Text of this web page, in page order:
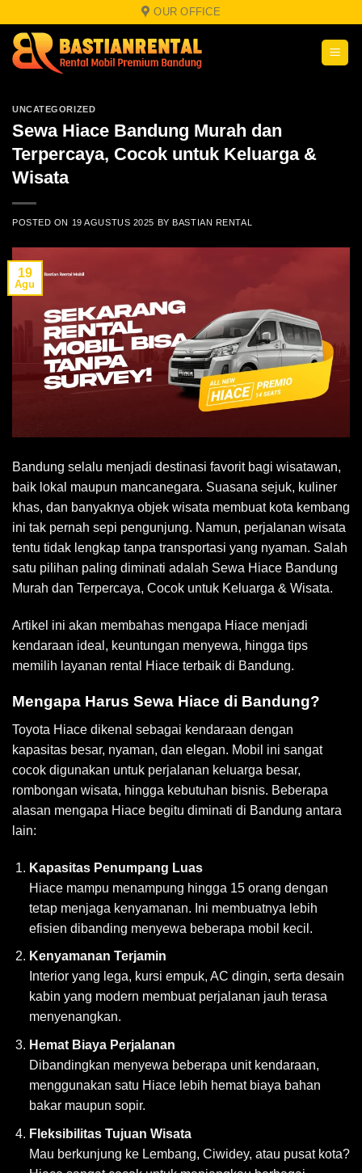
content
OUR OFFICE
UNCATEGORIZED
Sewa Hiace Bandung Murah dan
Terpercaya, Cocok untuk Keluarga &
Wisata
POSTED ON 19 AGUSTUS 2025 BY BASTIAN RENTAL
19
Agu
Bandung selalu menjadi destinasi favorit bagi wisatawan,
baik lokal maupun mancanegara. Suasana sejuk, kuliner
khas, dan banyaknya objek wisata membuat kota kembang
ini tak pernah sepi pengunjung. Namun, perjalanan wisata
tentu tidak lengkap tanpa transportasi yang nyaman. Salah
satu pilihan paling diminati adalah Sewa Hiace Bandung
Murah dan Terpercaya, Cocok untuk Keluarga & Wisata.
Artikel ini akan membahas mengapa Hiace menjadi
kendaraan ideal, keuntungan menyewa, hingga tips
memilih layanan rental Hiace terbaik di Bandung.
Mengapa Harus Sewa Hiace di Bandung?
Toyota Hiace dikenal sebagai kendaraan dengan
kapasitas besar, nyaman, dan elegan. Mobil ini sangat
cocok digunakan untuk perjalanan keluarga besar,
rombongan wisata, hingga kebutuhan bisnis. Beberapa
alasan mengapa Hiace begitu diminati di Bandung antara
lain:
Kapasitas Penumpang Luas
Hiace mampu menampung hingga 15 orang dengan
tetap menjaga kenyamanan. Ini membuatnya lebih
efisien dibanding menyewa beberapa mobil kecil.
Kenyamanan Terjamin
Interior yang lega, kursi empuk, AC dingin, serta desain
kabin yang modern membuat perjalanan jauh terasa
menyenangkan.
Hemat Biaya Perjalanan
Dibandingkan menyewa beberapa unit kendaraan,
menggunakan satu Hiace lebih hemat biaya bahan
bakar maupun sopir.
Fleksibilitas Tujuan Wisata
Mau berkunjung ke Lembang, Ciwidey, atau pusat kota?